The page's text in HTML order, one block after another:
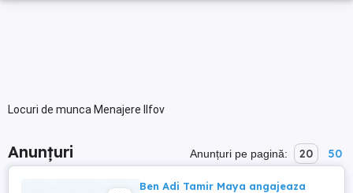
Locuri de munca Menajere Ilfov
Anunțuri Anunțuri pe pagină: 20 50
Ben Adi Tamir Maya angajeaza